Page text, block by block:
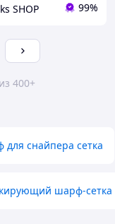
SHOP 99%
400+
снайпера сетка
шарф-сетка